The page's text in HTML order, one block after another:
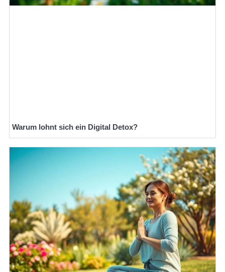
Warum lohnt sich ein Digital Detox?